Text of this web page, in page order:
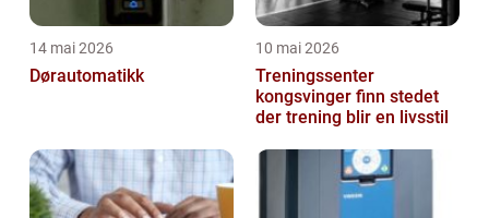
14 mai 2026
Dørautomatikk
10 mai 2026
Treningssenter
kongsvinger finn stedet
der trening blir en livsstil